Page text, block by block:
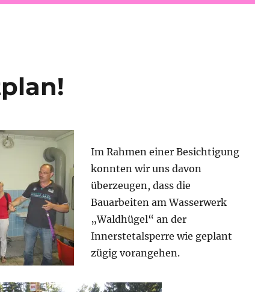
Im Rahmen einer Besichtigung
konnten wir uns davon
überzeugen, dass die
Bauarbeiten am Wasserwerk
„Waldhügel“ an der
Innerstetalsperre wie geplant
zügig vorangehen.